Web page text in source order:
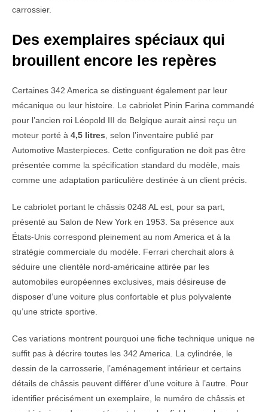
carrossier.
Des exemplaires spéciaux qui
brouillent encore les repères
Certaines 342 America se distinguent également par leur
mécanique ou leur histoire. Le cabriolet Pinin Farina commandé
pour l’ancien roi Léopold III de Belgique aurait ainsi reçu un
moteur porté à 4,5 litres , selon l’inventaire publié par
Automotive Masterpieces. Cette configuration ne doit pas être
présentée comme la spécification standard du modèle, mais
comme une adaptation particulière destinée à un client précis.
Le cabriolet portant le châssis 0248 AL est, pour sa part,
présenté au Salon de New York en 1953. Sa présence aux
États-Unis correspond pleinement au nom America et à la
stratégie commerciale du modèle. Ferrari cherchait alors à
séduire une clientèle nord-américaine attirée par les
automobiles européennes exclusives, mais désireuse de
disposer d’une voiture plus confortable et plus polyvalente
qu’une stricte sportive.
Ces variations montrent pourquoi une fiche technique unique ne
suffit pas à décrire toutes les 342 America. La cylindrée, le
dessin de la carrosserie, l’aménagement intérieur et certains
détails de châssis peuvent différer d’une voiture à l’autre. Pour
identifier précisément un exemplaire, le numéro de châssis et